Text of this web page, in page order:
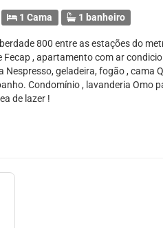
1 Cama 1 banheiro
800 entre as estações do
Fecap , apartamento com ar
geladeira, fogão , cama
Condomínio , lavanderia Omo
de lazer !